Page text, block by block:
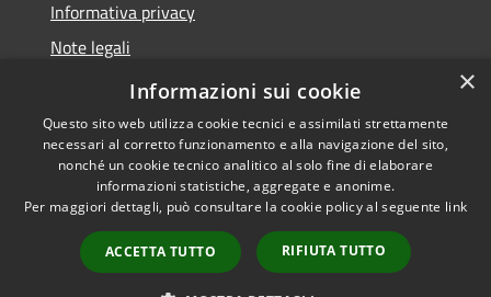
Informativa privacy
Note legali
Dichiarazione di accessibilità
Accessibilità
Copyright © 2026 • Comune di
Caravaggio • Powered by
Municipium•
Accesso
redazione
×
Informazioni sui cookie
Questo sito web utilizza cookie tecnici e assimilati strettamente
necessari al corretto funzionamento e alla navigazione del sito,
nonché un cookie tecnico analitico al solo fine di elaborare
informazioni statistiche, aggregate e anonime.
Per maggiori dettagli, può consultare la cookie policy al seguente link
ACCETTA TUTTO RIFIUTA TUTTO